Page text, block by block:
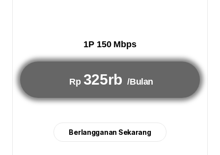
1P 150 Mbps
Rp 325rb /Bulan
Berlangganan Sekarang